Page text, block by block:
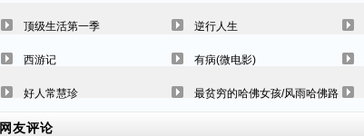
顶级生活第一季 逆行人生
西游记 有病(微电影)
好人常慧珍 最贫穷的哈佛女孩/风雨哈佛路
网友评论